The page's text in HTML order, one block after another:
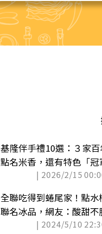
基隆伴手禮10選：３家
點名米香，還有特色「冠
| 2026/2/15
全聯吃得到蜷尾家！點
聯名冰品，網友：酸甜不
| 2024/5/10